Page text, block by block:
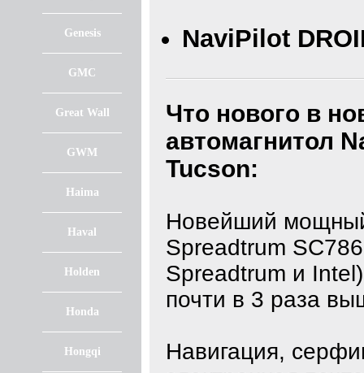
Genesis
GMC
Great Wall
GWM
Haima
Haval
Holden
Honda
Hongqi
NaviPilot
Что нового в
автомагнитол
Tucson:
Новейший
Spreadtrum
Spreadtrum и
почти в 3 раза
Навигация,